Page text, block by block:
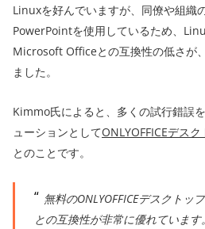
Linuxを好んでいますが、同僚や組織
PowerPointを使用しているため、
Microsoft Officeとの互換性の低さが
ました。
Kimmo氏によると、多くの試行錯誤
ューションとしてONLYOFFICEデス
とのことです。
無料のONLYOFFICEデスクトッ
との互換性が非常に優れていま